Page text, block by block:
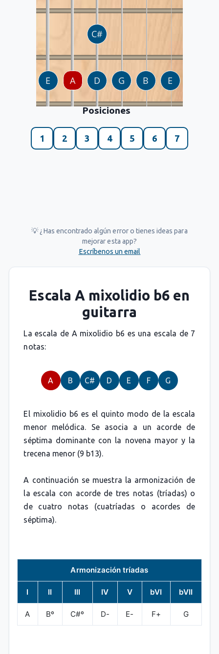
Posiciones
1 2 3 4 5 6 7
💡 ¿Has encontrado algún error o tienes ideas para
mejorar esta app?
Escríbenos un email
Escala A mixolidio b6 en
guitarra
La escala de A mixolidio b6 es una escala de 7
notas:
A B C# D E F G
El mixolidio b6 es el quinto modo de la escala
menor melódica. Se asocia a un acorde de
séptima dominante con la novena mayor y la
trecena menor (9 b13).
A continuación se muestra la armonización de
la escala con acorde de tres notas (tríadas) o
de cuatro notas (cuatríadas o acordes de
séptima).
Armonización tríadas
I II III IV V bVI bVII
A Bº C#º D- E- F+ G